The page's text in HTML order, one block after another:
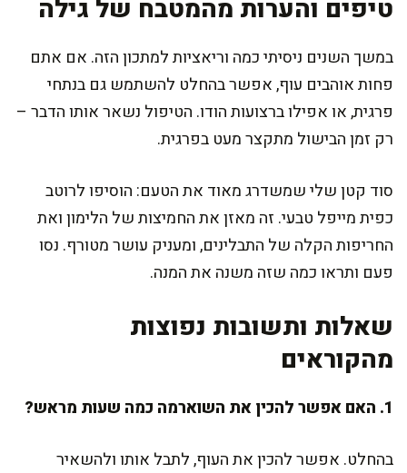
טיפים והערות מהמטבח של גילה
במשך השנים ניסיתי כמה וריאציות למתכון הזה. אם אתם
פחות אוהבים עוף, אפשר בהחלט להשתמש גם בנתחי
פרגית, או אפילו ברצועות הודו. הטיפול נשאר אותו הדבר –
רק זמן הבישול מתקצר מעט בפרגית.
סוד קטן שלי שמשדרג מאוד את הטעם: הוסיפו לרוטב
כפית מייפל טבעי. זה מאזן את החמיצות של הלימון ואת
החריפות הקלה של התבלינים, ומעניק עושר מטורף. נסו
פעם ותראו כמה שזה משנה את המנה.
שאלות ותשובות נפוצות
מהקוראים
1. האם אפשר להכין את השוארמה כמה שעות מראש?
בהחלט. אפשר להכין את העוף, לתבל אותו ולהשאיר